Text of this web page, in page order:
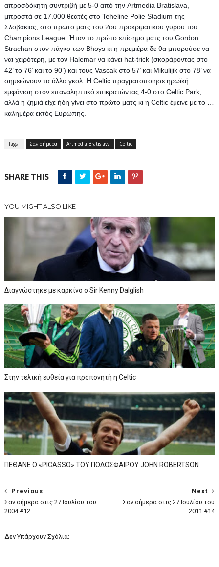
απροσδόκητη συντριβή με 5-0 από την Artmedia Bratislava,
μπροστά σε 17.000 θεατές στο Teheline Polie Stadium της
Σλοβακίας, στο πρώτο ματς του 2ου προκριματικού γύρου του
Champions League. Ήταν το πρώτο επίσημο ματς του Gordon
Strachan στον πάγκο των Bhoys κι η πρεμιέρα δε θα μπορούσε να
ναι χειρότερη, με τον Halemar να κάνει hat-trick (σκοράροντας στο
42’ το 76’ και το 90’) και τους Vascak στο 57’ και Mikulijik στο 78’ να
σημειώνουν τα άλλο γκολ. Η Celtic πραγματοποίησε ηρωϊκή
εμφάνιση στον επαναληπτικό επικρατώντας 4-0 στο Celtic Park,
αλλά η ζημιά είχε ήδη γίνει στο πρώτο ματς κι η Celtic έμεινε με το …
καλημέρα εκτός Ευρώπης.
Tags : Σαν σήμερα Artmedia Bratislava Celtic
SHARE THIS
YOU MIGHT ALSO LIKE
Διαγνώστηκε με καρκίνο ο Sir Kenny Dalglish
Στην τελική ευθεία για προπονητή η Celtic
ΠΕΘΑΝΕ Ο «PICASSO» TOY ΠΟΔΟΣΦΑΙΡΟΥ JOHN ROBERTSON
Next
Σαν σήμερα στις 27 Ιουλίου του
2011 #14
Previous
Σαν σήμερα στις 27 Ιουλίου του
2004 #12
Δεν Υπάρχουν Σχόλια: